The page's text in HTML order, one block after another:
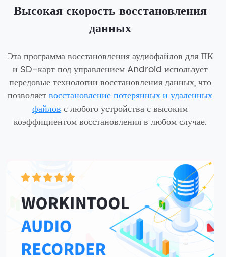
Высокая скорость восстановления
данных
Эта программа восстановления аудиофайлов для ПК
и SD-карт под управлением Android использует
передовые технологии восстановления данных, что
позволяетвосстановление потерянных и удаленных
файловс любого устройства с высоким
коэффициентом восстановления в любом случае.